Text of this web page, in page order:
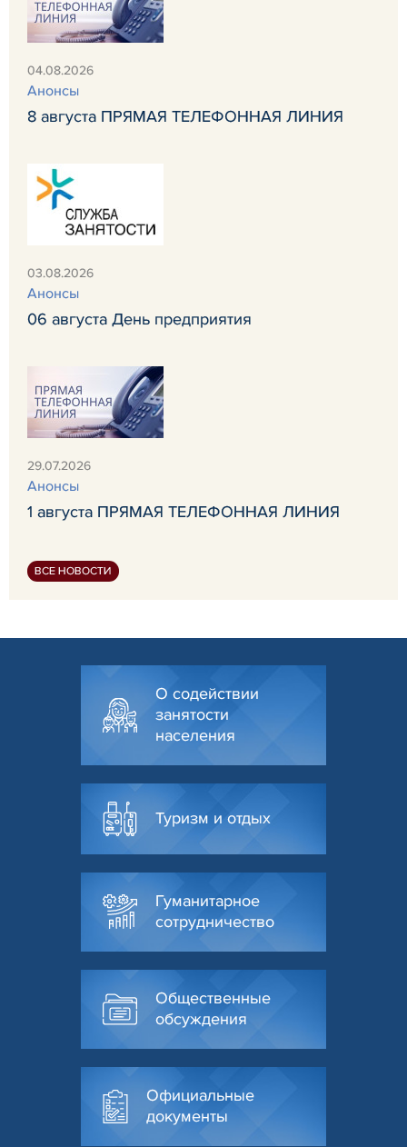
04.08.2026
Анонсы
8 августа ПРЯМАЯ ТЕЛЕФОННАЯ ЛИНИЯ
03.08.2026
Анонсы
06 августа День предприятия
29.07.2026
Анонсы
1 августа ПРЯМАЯ ТЕЛЕФОННАЯ ЛИНИЯ
ВСЕ НОВОСТИ
О содействии
занятости
населения
Туризм и отдых
Гуманитарное
сотрудничество
Общественные
обсуждения
Официальные
документы